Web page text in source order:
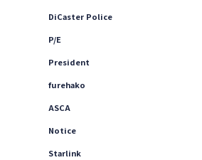
DiCaster Police
P/E
President
furehako
ASCA
Notice
Starlink